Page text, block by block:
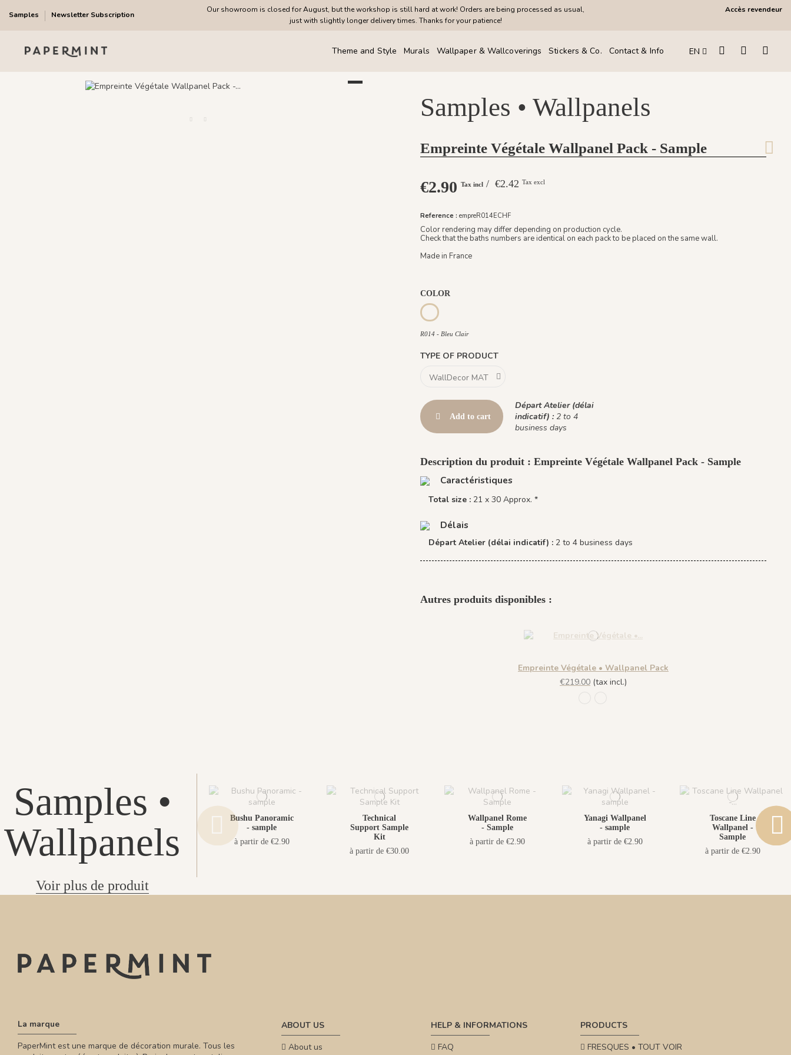
Samples Newsletter Subscription
Our showroom is closed for August, but the workshop is still hard at work! Orders are being processed as usual,
just with slightly longer delivery times. Thanks for your patience!
Accès revendeur
Theme and Style Murals Wallpaper & Wallcoverings Stickers & Co. Contact & Info EN
Samples • Wallpanels
Empreinte Végétale Wallpanel Pack - Sample
€2.90 Tax incl / €2.42 Tax excl
Reference : empreR014ECHF
Color rendering may differ depending on production cycle.
Check that the baths numbers are identical on each pack to be placed on the same wall.
Made in France
COLOR
R014 - Bleu Clair
R014 - Bleu Clair
TYPE OF PRODUCT
Add to cart
Départ Atelier (délai
indicatif) : 2 to 4
business days
Description du produit : Empreinte Végétale Wallpanel Pack - Sample
Caractéristiques
Total size : 21 x 30 Approx. *
Délais
Départ Atelier (délai indicatif) : 2 to 4 business days
Autres produits disponibles :
Empreinte Végétale • Wallpanel Pack
€219.00 (tax incl.)
Samples •
Wallpanels
Voir plus de produit
Bushu Panoramic
- sample
à partir de €2.90
Technical
Support Sample
Kit
à partir de €30.00
Wallpanel Rome
- Sample
à partir de €2.90
Yanagi Wallpanel
- sample
à partir de €2.90
Toscane Line
Wallpanel -
Sample
à partir de €2.90
La marque
PaperMint est une marque de décoration murale. Tous les
ABOUT US
About us
HELP & INFORMATIONS
FAQ
PRODUCTS
FRESQUES • TOUT VOIR